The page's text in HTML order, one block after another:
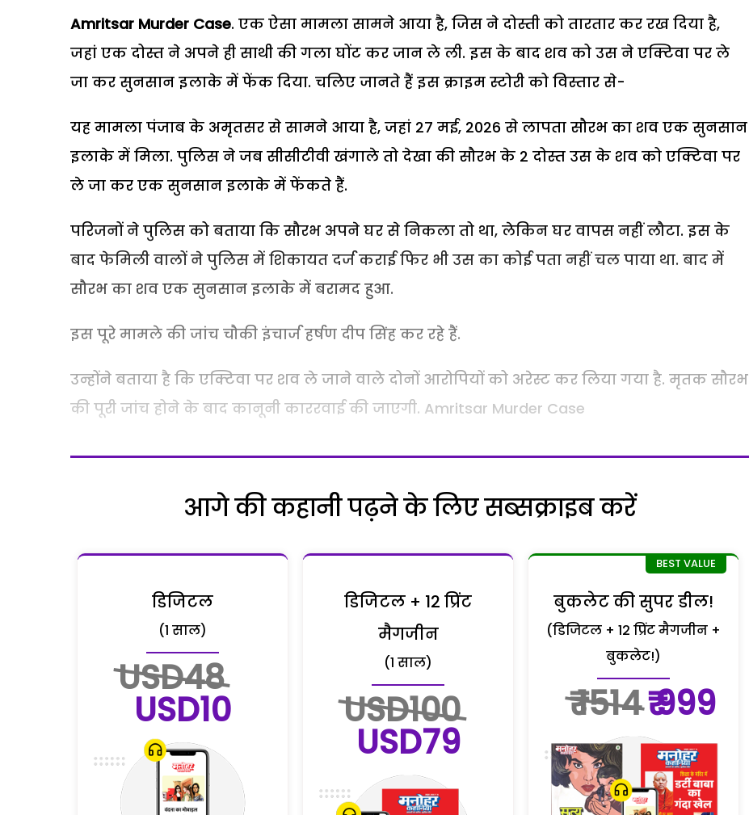
Amritsar Murder Case. एक ऐसा मामला सामने आया है, जिस ने दोस्ती को तारतार कर रख दिया है,
जहां एक दोस्त ने अपने ही साथी की गला घोंट कर जान ले ली. इस के बाद शव को उस ने एक्टिवा पर ले
जा कर सुनसान इलाके में फेंक दिया. चलिए जानते हैं इस क्राइम स्टोरी को विस्तार से-
यह मामला पंजाब के अमृतसर से सामने आया है, जहां 27 मई, 2026 से लापता सौरभ का शव एक सुनसान
इलाके में मिला. पुलिस ने जब सीसीटीवी खंगाले तो देखा की सौरभ के 2 दोस्त उस के शव को एक्टिवा पर
ले जा कर एक सुनसान इलाके में फेंकते हैं.
परिजनों ने पुलिस को बताया कि सौरभ अपने घर से निकला तो था, लेकिन घर वापस नहीं लौटा. इस के
बाद फेमिली वालों ने पुलिस में शिकायत दर्ज कराई फिर भी उस का कोई पता नहीं चल पाया था. बाद में
सौरभ का शव एक सुनसान इलाके में बरामद हुआ.
इस पूरे मामले की जांच चौकी इंचार्ज हर्षण दीप सिंह कर रहे हैं.
उन्होंने बताया है कि एक्टिवा पर शव ले जाने वाले दोनों आरोपियों को अरेस्ट कर लिया गया है. मृतक सौरभ
की पूरी जांच होने के बाद कानूनी काररवाई की जाएगी. Amritsar Murder Case
आगे की कहानी पढ़ने के लिए सब्सक्राइब करें
डिजिटल
(1 साल)
USD48
USD10
डिजिटल + 12 प्रिंट
मैगजीन
(1 साल)
USD100
USD79
बुकलेट की सुपर डील!
(डिजिटल + 12 प्रिंट मैगजीन +
बुकलेट!)
₹ 1514₹ 999